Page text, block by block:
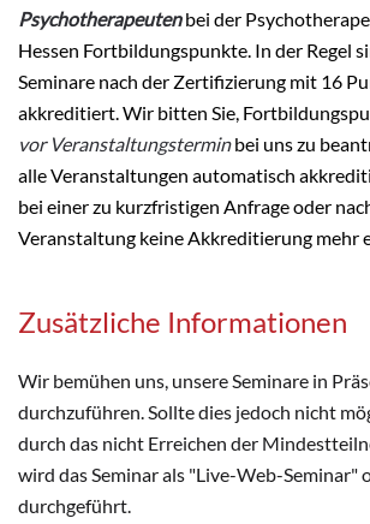
Psychotherapeutenbei der
Hessen Fortbildungspunkte. In der Regel
Seminare nach der Zertifizierung mit 16
akkreditiert. Wir bitten Sie,
vor Veranstaltungsterminbei uns zu
alle Veranstaltungen automatisch
bei einer zu kurzfristigen Anfrage oder
Veranstaltung keine Akkreditierung mehr
Zusätzliche Informationen
Wir bemühen uns, unsere Seminare in
durchzuführen. Sollte dies jedoch nicht
durch das nicht Erreichen der
wird das Seminar als "Live-Web-Seminar"
durchgeführt.